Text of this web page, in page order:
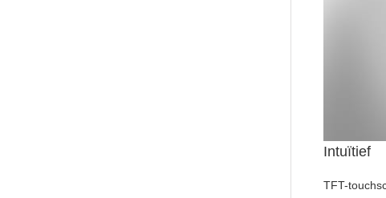
Intuïtief
TFT-